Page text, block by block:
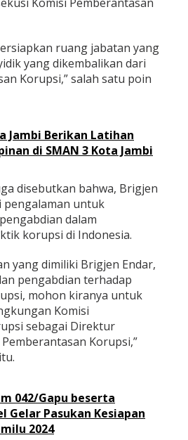
e
a
ruang jabatan yang
yang dikembalikan dari
Korupsi,” salah satu poin
Jambi Berikan Latihan
di SMAN 3 Kota Jambi
disebutkan bahwa, Brigjen
pengalaman untuk
dalam
korupsi di Indonesia.
yang dimiliki Brigjen Endar,
pengabdian terhadap
mohon kiranya untuk
Komisi
sebagai Direktur
Korupsi,”
042/Gapu beserta
Gelar Pasukan Kesiapan
2024